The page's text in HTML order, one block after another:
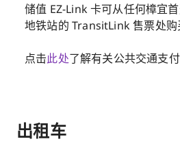
储值 EZ-Link 卡可从任何樟宜
地铁站的 TransitLink 售票处购
点击此处了解有关公共交通支
出租车